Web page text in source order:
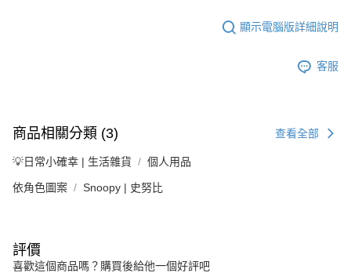
顯示電腦版詳細說明
客服
商品相關分類 (3) 查看全部
💡日常小確幸 | 生活雜貨 個人用品
依角色圖案 Snoopy | 史努比
評價
喜歡這個商品嗎？購買後給他一個好評吧